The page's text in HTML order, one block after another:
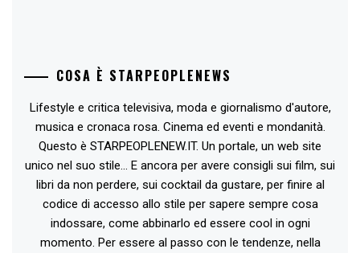
COSA È STARPEOPLENEWS
Lifestyle e critica televisiva, moda e giornalismo d'autore,
musica e cronaca rosa. Cinema ed eventi e mondanità.
Questo è STARPEOPLENEW.IT. Un portale, un web site
unico nel suo stile... E ancora per avere consigli sui film, sui
libri da non perdere, sui cocktail da gustare, per finire al
codice di accesso allo stile per sapere sempre cosa
indossare, come abbinarlo ed essere cool in ogni
momento. Per essere al passo con le tendenze, nella